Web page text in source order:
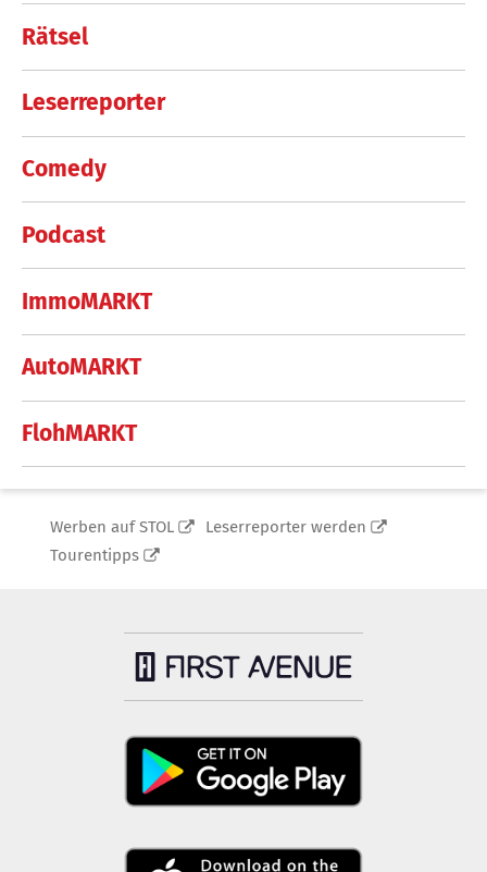
Rätsel
Leserreporter
Comedy
Podcast
ImmoMARKT
AutoMARKT
FlohMARKT
Werben auf STOL
Leserreporter werden
Tourentipps